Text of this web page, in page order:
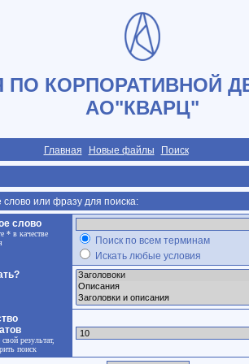
ПО КОРПОРАТИВНОЙ
АО"КВАРЦ"
Главная Новые файлы Поиск
слово или фразу для поиска:
слово
* в качестве
Поиск по всем терминам
Искать любые условия
результат,
поиск